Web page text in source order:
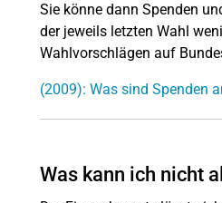
Sie könne dann Spenden
der jeweils letzten Wahl
Wahlvorschlägen auf
(2009): Was sind Spenden
Was kann ich nicht